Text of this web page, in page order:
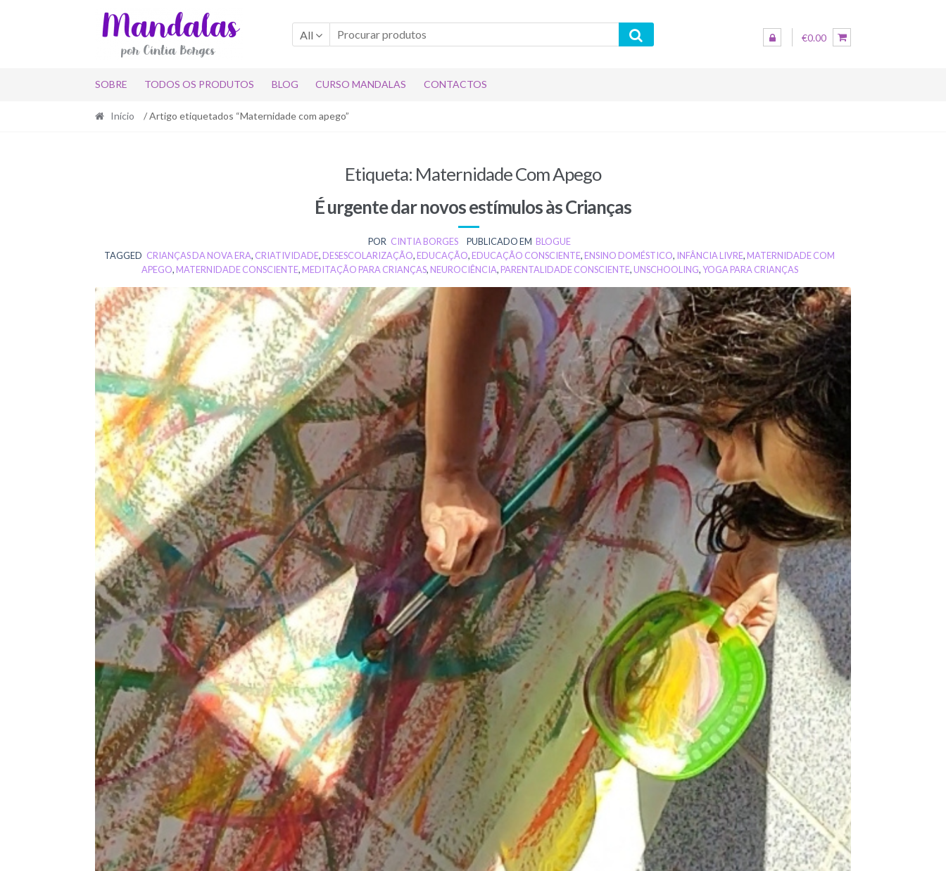
to
navigation
to
All €0.00
SOBRE TODOS OS PRODUTOS BLOG CURSO MANDALAS CONTACTOS
Início / Artigo etiquetados “Maternidade com apego”
Etiqueta: Maternidade Com Apego
É urgente dar novos estímulos às Crianças
POR CINTIA BORGES PUBLICADO EM BLOGUE
TAGGED CRIANÇAS DA NOVA ERA, CRIATIVIDADE, DESESCOLARIZAÇÃO, EDUCAÇÃO, EDUCAÇÃO CONSCIENTE, ENSINO DOMÉSTICO, INFÂNCIA LIVRE, MATERNIDADE COM
APEGO, MATERNIDADE CONSCIENTE, MEDITAÇÃO PARA CRIANÇAS, NEUROCIÊNCIA, PARENTALIDADE CONSCIENTE, UNSCHOOLING,YOGA PARA CRIANÇAS